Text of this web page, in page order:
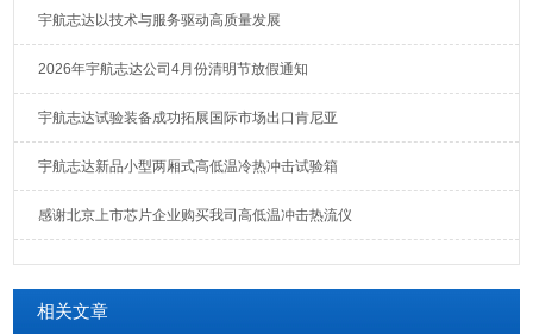
宇航志达以技术与服务驱动高质量发展
2026年宇航志达公司4月份清明节放假通知
宇航志达试验装备成功拓展国际市场出口肯尼亚
宇航志达新品小型两厢式高低温冷热冲击试验箱
感谢北京上市芯片企业购买我司高低温冲击热流仪
相关文章